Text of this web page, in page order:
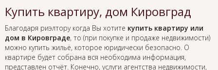
Купить квартиру, дом Кировград
Благодаря риэлтору когда Вы хотите купить квартиру или
дом в Кировграде, то (при покупке и продаже недвижимости)
можно купить жильё, которое юридически безопасно. О
квартире будет собрана вся необходима информация,
представлен отчёт. Конечно, услуги агентства недвижимости,